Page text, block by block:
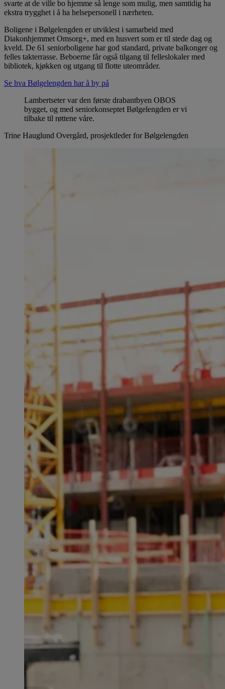
svarte at de ville bo hjemme så lenge som mulig, men samtidig ha
ekstra trygghet i å ha helsepersonell i nærheten.
Boligene i Bølgelengden er utviklest i samarbeid med
Diakonhjemmet Omsorg+, med en husvert som er til stede dag og
kveld. De 61 seniorboligene har god standard, private balkonger og
felles takterrasse. Beboerne får også tilgang til felleslokaler med
bibliotek, kjøkken og utgang til flotte uteområder.
Se hva Bølgelengden har å by på
Lambertseter var den første drabantbyen OBOS
bygget, og med seniorkonseptet Bølgelengden er vi
tilbake til røttene våre.
Trine Hauglund Overgård, prosjektleder for Bølgelengden